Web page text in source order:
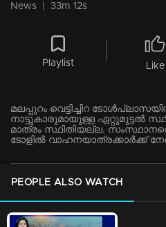
News 33m 12s
Playlist Like
മലപ്പുറം വെട്ടിച്ചിറ
നാട്ടുകാരുമായുള്ള ഏറ്റുമുട്ടല്‍
മാത്രം സ്ഥിതിയല്ല.
ടോളില്‍ വാഹനയാത്രക്കാര്‍ക്ക്
PEOPLE ALSO WATCH